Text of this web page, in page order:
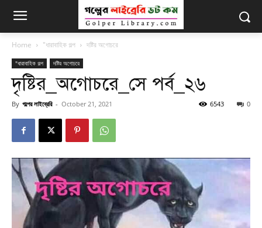
Home "ধারাবাহিক গল্প দষ্টির অগোচরে
"ধারাবাহিক গল্প দষ্টির অগোচরে
দৃষ্টির_অগোচরে_সে পর্ব_২৬
By গল্পের লাইব্রেরি - October 21, 2021 0
6543